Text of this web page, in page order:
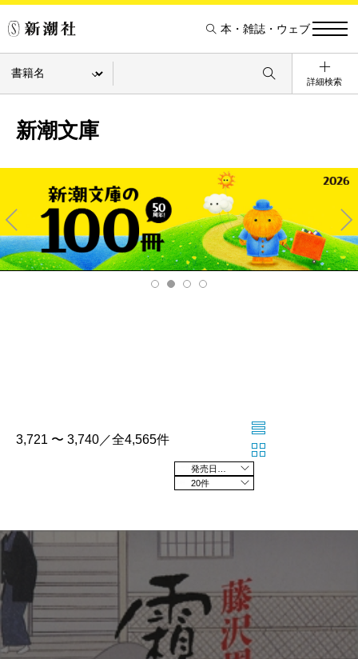
本・雑誌・ウェブ
詳細検索
新潮文庫
Pre
v
Ne
xt
3,721 〜 3,740／全4,565件
20件